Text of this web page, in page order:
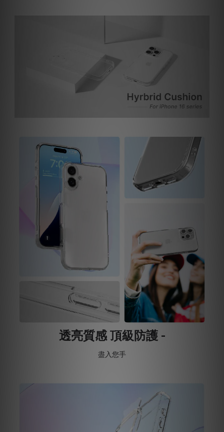
透亮質感 頂級防護 -
盡入您手